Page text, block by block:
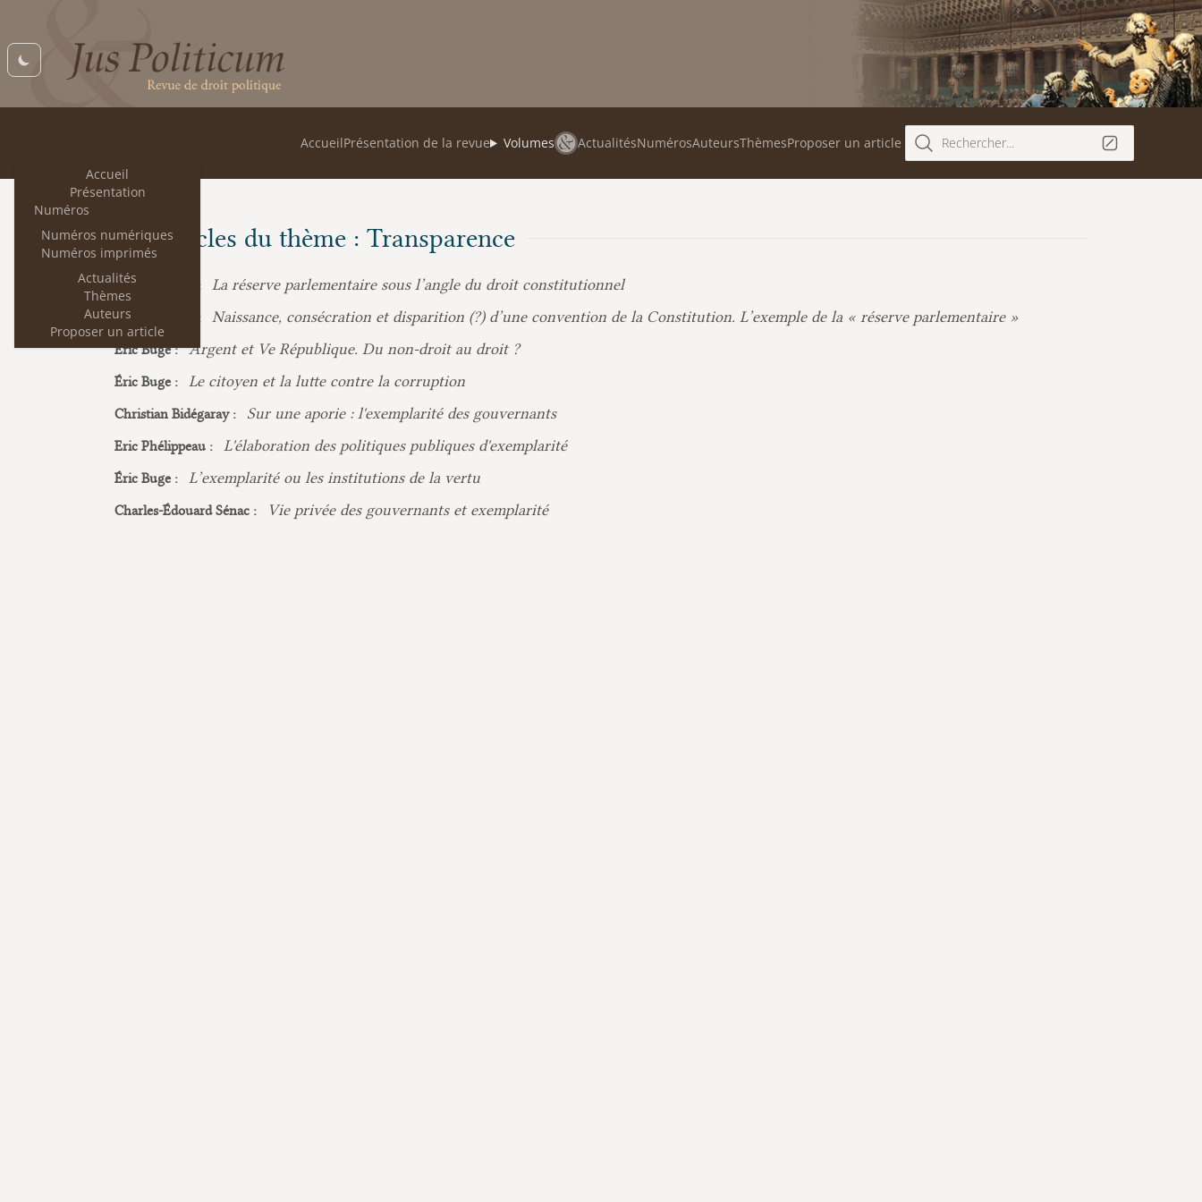
Accueil
Présentation
Numéros
Numéros numériques
Numéros imprimés
Actualités
Thèmes
Auteurs
Proposer un article
AccueilPrésentation de la revue Volumes ActualitésNumérosAuteursThèmesProposer un article Rechercher...
Les articles du thème : Transparence
Elina Lemaire : La réserve parlementaire sous l’angle du droit constitutionnel
Elina Lemaire : Naissance, consécration et disparition (?) d’une convention de la Constitution. L’exemple de la « réserve parlementaire »
Éric Buge : Argent et Ve République. Du non-droit au droit ?
Éric Buge : Le citoyen et la lutte contre la corruption
Christian Bidégaray : Sur une aporie : l'exemplarité des gouvernants
Eric Phélippeau : L'élaboration des politiques publiques d'exemplarité
Éric Buge : L’exemplarité ou les institutions de la vertu
Charles-Édouard Sénac : Vie privée des gouvernants et exemplarité